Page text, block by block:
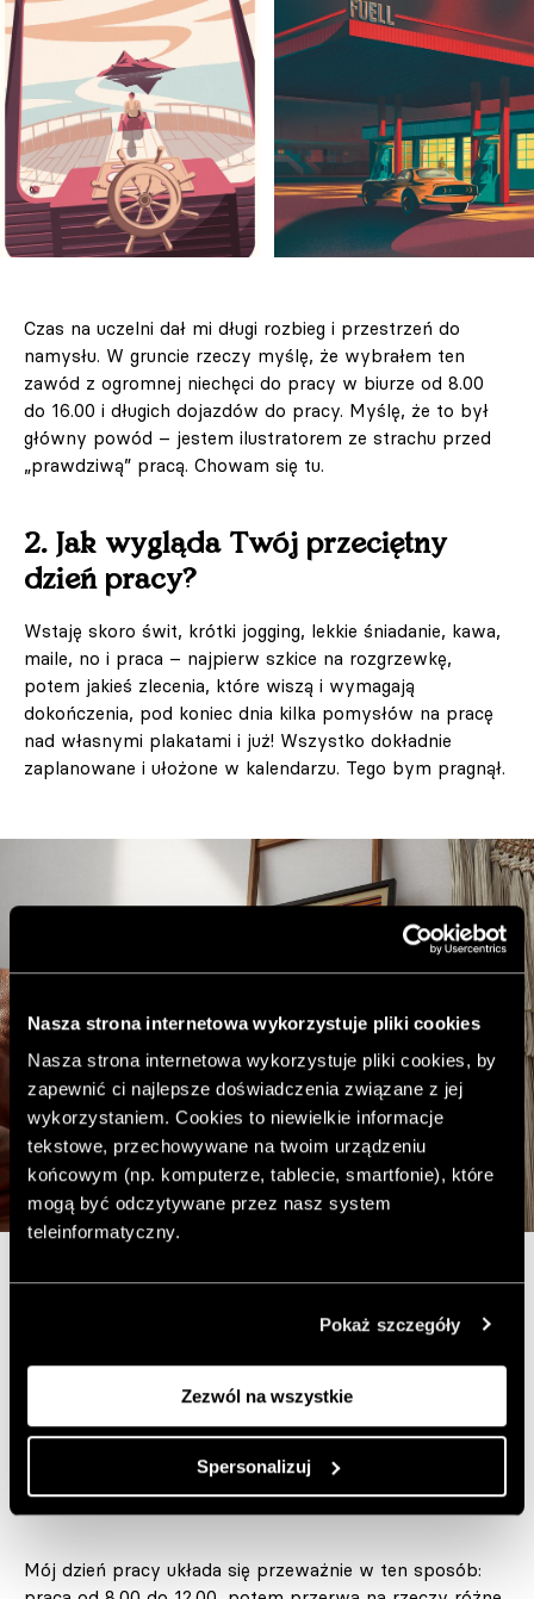
Nasza strona internetowa wykorzystuje pliki cookies
Nasza strona internetowa wykorzystuje pliki cookies, by
zapewnić ci najlepsze doświadczenia związane z jej
wykorzystaniem. Cookies to niewielkie informacje
tekstowe, przechowywane na twoim urządzeniu
końcowym (np. komputerze, tablecie, smartfonie), które
mogą być odczytywane przez nasz system
teleinformatyczny.
Pokaż szczegóły
Zezwól na wszystkie
Spersonalizuj
Czas na uczelni dał mi długi rozbieg i przestrzeń do
namysłu. W gruncie rzeczy myślę, że wybrałem ten
zawód z ogromnej niechęci do pracy w biurze od 8.00
do 16.00 i długich dojazdów do pracy. Myślę, że to był
główny powód – jestem ilustratorem ze strachu przed
„prawdziwą” pracą. Chowam się tu.
2. Jak wygląda Twój przeciętny
dzień pracy?
Wstaję skoro świt, krótki jogging, lekkie śniadanie, kawa,
maile, no i praca – najpierw szkice na rozgrzewkę,
potem jakieś zlecenia, które wiszą i wymagają
dokończenia, pod koniec dnia kilka pomysłów na pracę
nad własnymi plakatami i już! Wszystko dokładnie
zaplanowane i ułożone w kalendarzu. Tego bym pragnął.
energię do pracy, a czasem potrzebuję rozgrzewki,
jakiś schemat pracy, ale to wymaga poświęcenia i
wytrwałości, a akurat tego mi brakuje. Jedyna zasada,
której (przeważnie) się trzymam to nie pracować za
długo i nie zarywać nocek dla zleceń. Siedzenie po nocy
skończyłem na studiach i nie zamierzam do tego wracać.
Mój dzień pracy układa się przeważnie w ten sposób: